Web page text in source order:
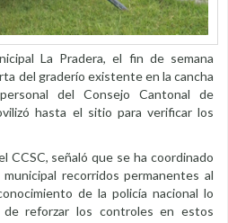
La Pradera, el fin de semana
del graderío existente en la cancha
del Consejo Cantonal de
hasta el sitio para verificar los
CCSC, señaló que se ha coordinado
recorridos permanentes al
de la policía nacional lo
reforzar los controles en estos